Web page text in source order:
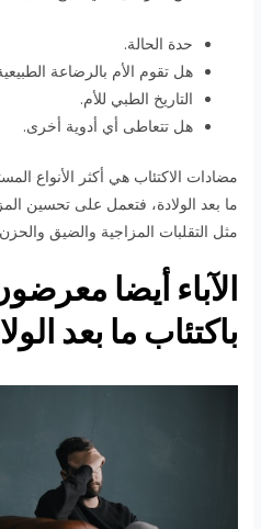
حدة الحالة.
هل تقوم الأم بالرضاعة
التاريخ الطبي للأم.
هل تتعاطى أي أدوية أخرى.
مضادات الاكتئاب هي أكثر الأنواع
ما بعد الولادة، فتعمل على تحسين
مثل التقلبات المزاجية والضيق
الآباء أيضا
باكتئاب ما بعد